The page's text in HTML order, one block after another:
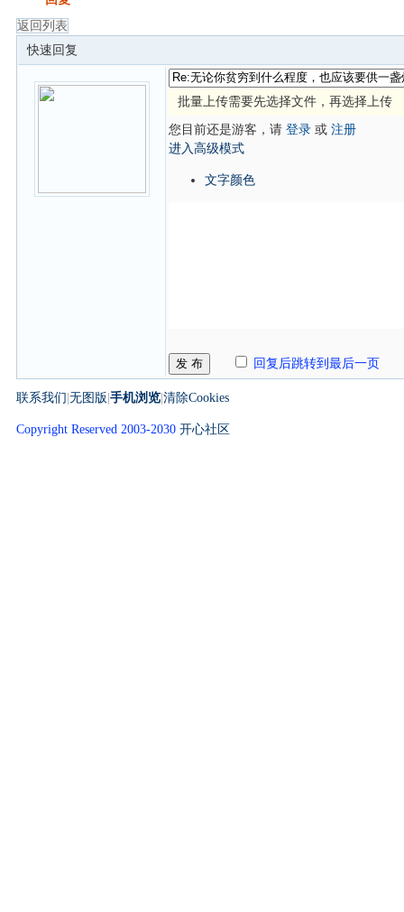
返回列表
快速回复
批量上传需要先选择文件，再选择上传
您目前还是游客，请 登录或 注册
进入高级模式
文字颜色
发 布 回复后跳转到最后一页
联系我们 无图版 手机浏览| 清除Cookies
Copyright Reserved 2003-2030 开心社区